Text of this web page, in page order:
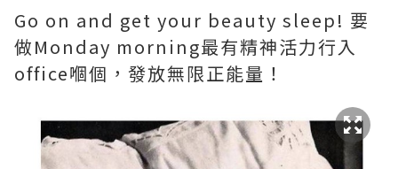
Go on and get your beauty sleep! 要
做Monday morning最有精神活力行入
office嗰個，發放無限正能量！